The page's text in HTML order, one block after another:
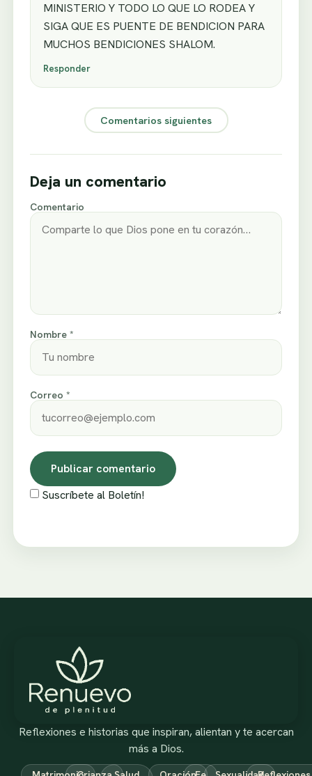
MINISTERIO Y TODO LO QUE LO RODEA Y
SIGA QUE ES PUENTE DE BENDICION PARA
MUCHOS BENDICIONES SHALOM.
Responder
Comentarios siguientes
Deja un comentario
Comentario
Nombre *
Correo *
Suscríbete al Boletín!
Reflexiones e historias que inspiran, alientan y te acercan
más a Dios.